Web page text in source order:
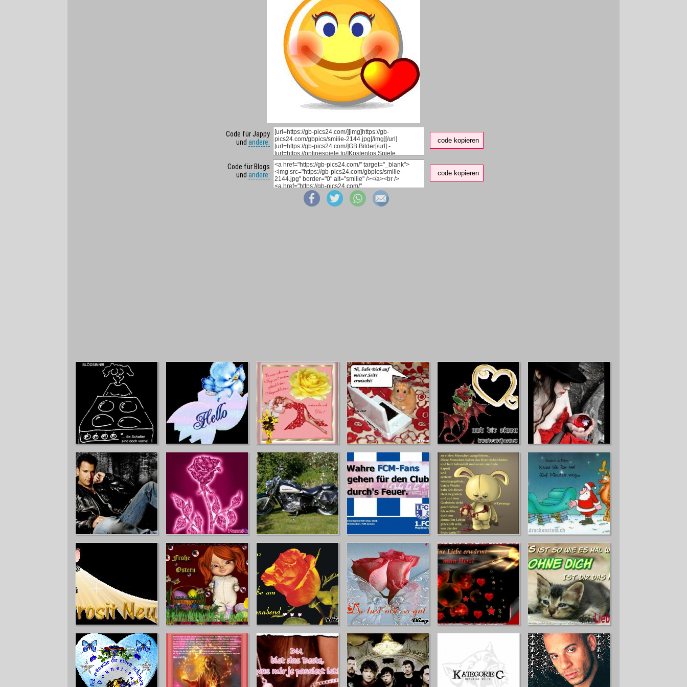
Code für Jappy
und andere: code kopieren
Code für Blogs
und andere: code kopieren